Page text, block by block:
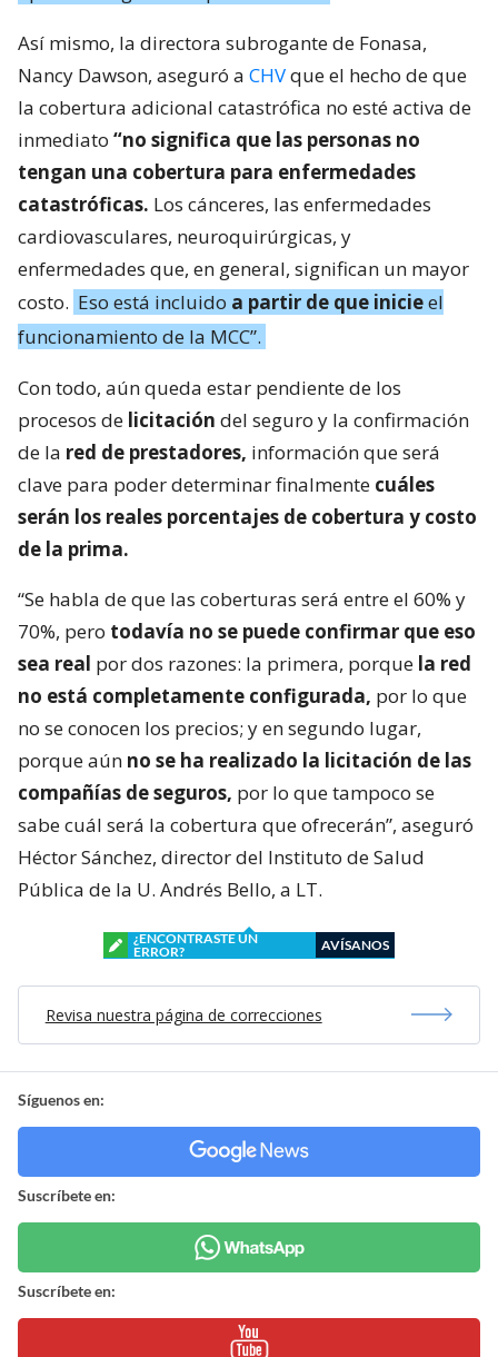
Así mismo, la directora subrogante de Fonasa,
Nancy Dawson, aseguró a CHVque el hecho de que
la cobertura adicional catastrófica no esté activa de
inmediato “no significa que las personas no
tengan una cobertura para enfermedades
catastróficas. Los cánceres, las enfermedades
cardiovasculares, neuroquirúrgicas, y
enfermedades que, en general, significan un mayor
costo. Eso está incluido a partir de que inicieel
funcionamiento de la MCC”.
Con todo, aún queda estar pendiente de los
procesos de licitación del seguro y la confirmación
de la red de prestadores, información que será
clave para poder determinar finalmente cuáles
serán los reales porcentajes de cobertura y costo
de la prima.
“Se habla de que las coberturas será entre el 60% y
70%, pero todavía no se puede confirmar que eso
sea real por dos razones: la primera, porque la red
no está completamente configurada, por lo que
no se conocen los precios; y en segundo lugar,
porque aún no se ha realizado la licitación de las
compañías de seguros, por lo que tampoco se
sabe cuál será la cobertura que ofrecerán”, aseguró
Héctor Sánchez, director del Instituto de Salud
Pública de la U. Andrés Bello, a LT.
¿ENCONTRASTE UN
ERROR?
AVÍSANOS
Revisa nuestra página de correcciones
Síguenos en:
Suscríbete en:
Suscríbete en: